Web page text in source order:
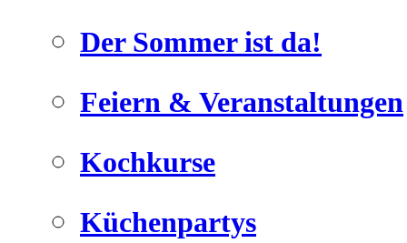
Der Sommer ist da!
Feiern & Veranstaltungen
Kochkurse
Küchenpartys